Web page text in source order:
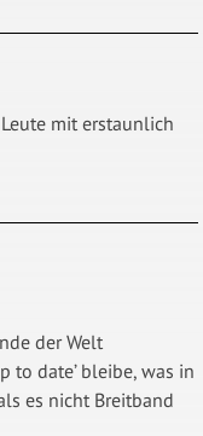
mit erstaunlich
der Welt
to date’ bleibe, was in
es nicht Breitband